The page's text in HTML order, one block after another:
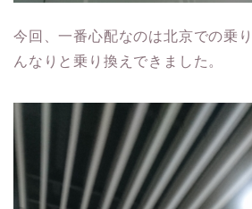
今回、一番心配なのは北京での乗
んなりと乗り換えできました。